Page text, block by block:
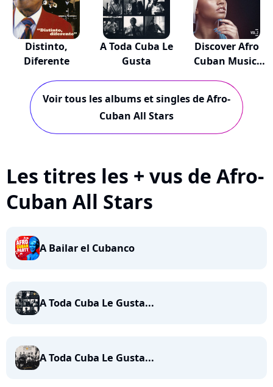
Distinto,
Diferente
A Toda Cuba Le
Gusta
Discover Afro
Cuban Music,
Voir tous les albums et singles de Afro-
Cuban All Stars
Les titres les + vus de Afro-
Cuban All Stars
A Bailar el Cubanco
A Toda Cuba Le Gusta...
A Toda Cuba Le Gusta...